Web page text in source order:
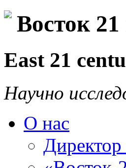
Восток 21
East 21
Научно
О нас